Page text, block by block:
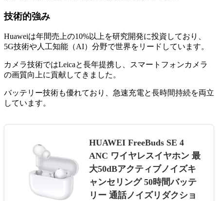
技術的強み
Huaweiは年間売上の10%以上を研究開発に投資しており、
5G技術や人工知能（AI）分野で世界をリードしています。
カメラ技術ではLeicaと長年提携し、スマートフォンカメラ
の画質向上に貢献してきました。
バッテリー技術も優れており、急速充電と長時間持続を両立
しています。
HUAWEI FreeBuds SE 4
ANC ワイヤレスイヤホン 最
大50dBアクティブノイズキ
ャンセリング 50時間バッテ
リー 通話ノイズリダクショ